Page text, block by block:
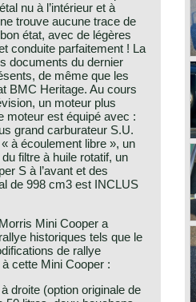
nu à l’intérieur et à
trouve aucune trace de
état, avec de légères
conduite parfaitement ! La
documents du dernier
de même que les
BMC Heritage. Au cours
un moteur plus
moteur est équipé avec :
grand carburateur S.U.
à écoulement libre », un
filtre à huile rotatif, un
S à l’avant et des
de 998 cm3 est INCLUS
Mini Cooper a
historiques tels que le
de rallye
cette Mini Cooper :
droite (option originale de